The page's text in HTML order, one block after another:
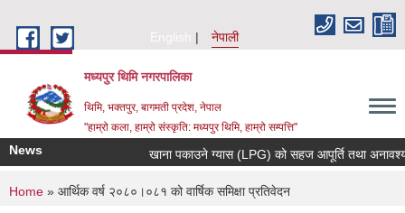
English
नेपाली
मध्यपुर थिमि नगरपालिका
थिमि, भक्तपुर, बागमती प्रदेश, नेपाल
"हाम्रो कला, हाम्रो संस्कृति: मध्यपुर थिमि, हाम्रो सम्पत्ति"
News खाना पकाउने ग्यास (LPG) को सहज आपूर्ति तथा
You are here
Home » आर्थिक वर्ष २०८०।०८१ को वार्षिक समिक्षा प्रतिवेदन